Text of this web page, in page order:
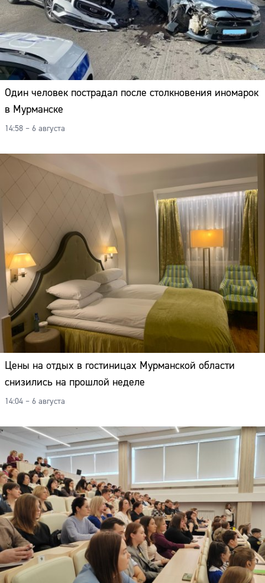
Один человек пострадал после столкновения иномарок
в Мурманске
14:58 – 6 августа
Цены на отдых в гостиницах Мурманской области
снизились на прошлой неделе
14:04 – 6 августа